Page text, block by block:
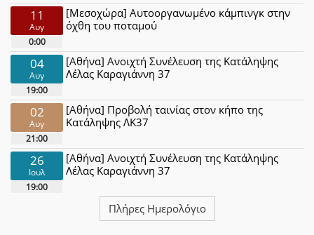
11
Αυγ
0:00
[Μεσοχώρα] Αυτοοργανωμένο κάμπινγκ στην
όχθη του ποταμού
04
Αυγ
19:00
[Αθήνα] Ανοιχτή Συνέλευση της Κατάληψης
Λέλας Καραγιάννη 37
02
Αυγ
21:00
[Αθήνα] Προβολή ταινίας στον κήπο της
Κατάληψης ΛΚ37
26
Ιουλ
19:00
[Αθήνα] Ανοιχτή Συνέλευση της Κατάληψης
Λέλας Καραγιάννη 37
Πλήρες Ημερολόγιο